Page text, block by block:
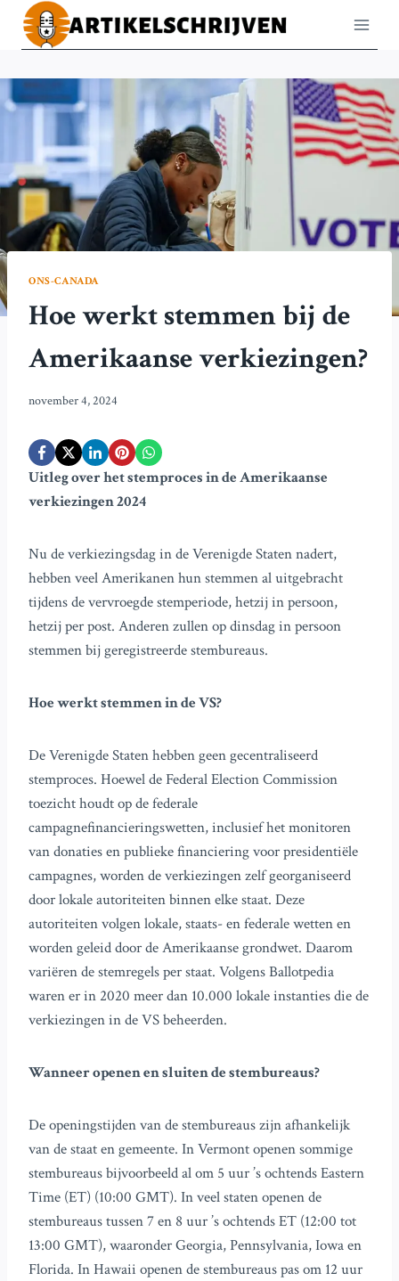
Doorgaan
naar
ONS-CANADA
Hoe werkt stemmen bij de
Amerikaanse verkiezingen?
november 4, 2024
Uitleg over het stemproces in de Amerikaanse
verkiezingen 2024
Nu de verkiezingsdag in de Verenigde Staten nadert,
hebben veel Amerikanen hun stemmen al uitgebracht
tijdens de vervroegde stemperiode, hetzij in persoon,
hetzij per post. Anderen zullen op dinsdag in persoon
stemmen bij geregistreerde stembureaus.
Hoe werkt stemmen in de VS?
De Verenigde Staten hebben geen gecentraliseerd
stemproces. Hoewel de Federal Election Commission
toezicht houdt op de federale
campagnefinancieringswetten, inclusief het monitoren
van donaties en publieke financiering voor presidentiële
campagnes, worden de verkiezingen zelf georganiseerd
door lokale autoriteiten binnen elke staat. Deze
autoriteiten volgen lokale, staats- en federale wetten en
worden geleid door de Amerikaanse grondwet. Daarom
variëren de stemregels per staat. Volgens Ballotpedia
waren er in 2020 meer dan 10.000 lokale instanties die de
verkiezingen in de VS beheerden.
Wanneer openen en sluiten de stembureaus?
De openingstijden van de stembureaus zijn afhankelijk
van de staat en gemeente. In Vermont openen sommige
stembureaus bijvoorbeeld al om 5 uur ’s ochtends Eastern
Time (ET) (10:00 GMT). In veel staten openen de
stembureaus tussen 7 en 8 uur ’s ochtends ET (12:00 tot
13:00 GMT), waaronder Georgia, Pennsylvania, Iowa en
Florida. In Hawaii openen de stembureaus pas om 12 uur